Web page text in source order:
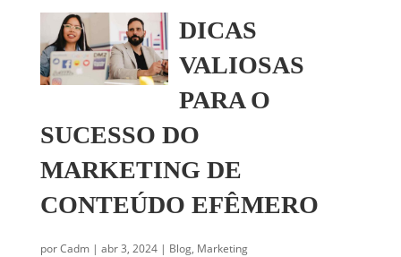
DICAS
VALIOSAS
PARA O
SUCESSO DO
MARKETING DE
CONTEÚDO EFÊMERO
porCadm| abr 3, 2024| Blog, Marketing